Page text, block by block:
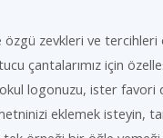
özgü zevkleri ve
çantalarımız için
logonuzu, ister favori
eklemek isteyin,